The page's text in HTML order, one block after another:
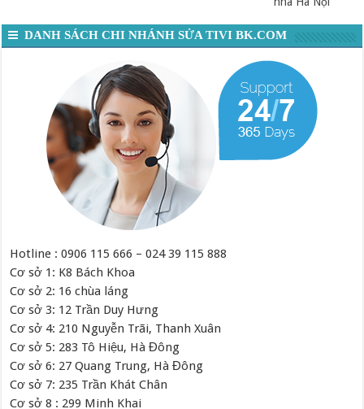
DANH SÁCH CHI NHÁNH SỬA TIVI BK.COM
Hotline : 0906 115 666 – 024 39 115 888
Cơ sở 1: K8 Bách Khoa
Cơ sở 2: 16 chùa láng
Cơ sở 3: 12 Trần Duy Hưng
Cơ sở 4: 210 Nguyễn Trãi, Thanh Xuân
Cơ sở 5: 283 Tô Hiệu, Hà Đông
Cơ sở 6: 27 Quang Trung, Hà Đông
Cơ sở 7: 235 Trần Khát Chân
Cơ sở 8 : 299 Minh Khai